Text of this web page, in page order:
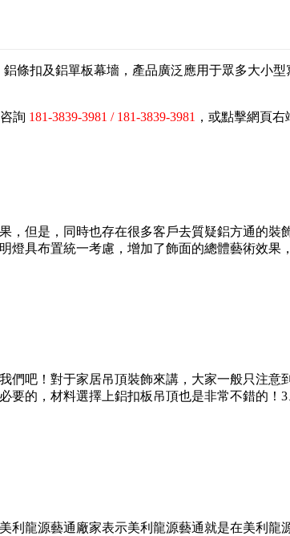
條扣及鋁單板幕墻，產品廣泛應用于眾多大小
詢 181-3839-3981 / 181-3839-3981 ，或點擊網頁
但是，同時也存在很多客戶去質疑鋁方通的裝
具布置統一考慮，增加了飾面的總體藝術效果
吧！對于家居吊頂裝飾來講，大家一般只注意
的，材料選擇上鋁扣板吊頂也是非常不錯的！
龍源藝通廠家表示美利龍源藝通就是在美利龍